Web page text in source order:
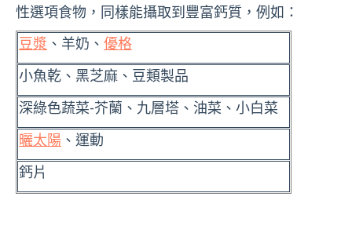
性選項食物，同樣能攝取到豐富鈣質，例如：
豆漿 、羊奶、 優格
小魚乾、黑芝麻、豆類製品
深綠色蔬菜-芥蘭、九層塔、油菜、小白菜
曬太陽 、運動
鈣片